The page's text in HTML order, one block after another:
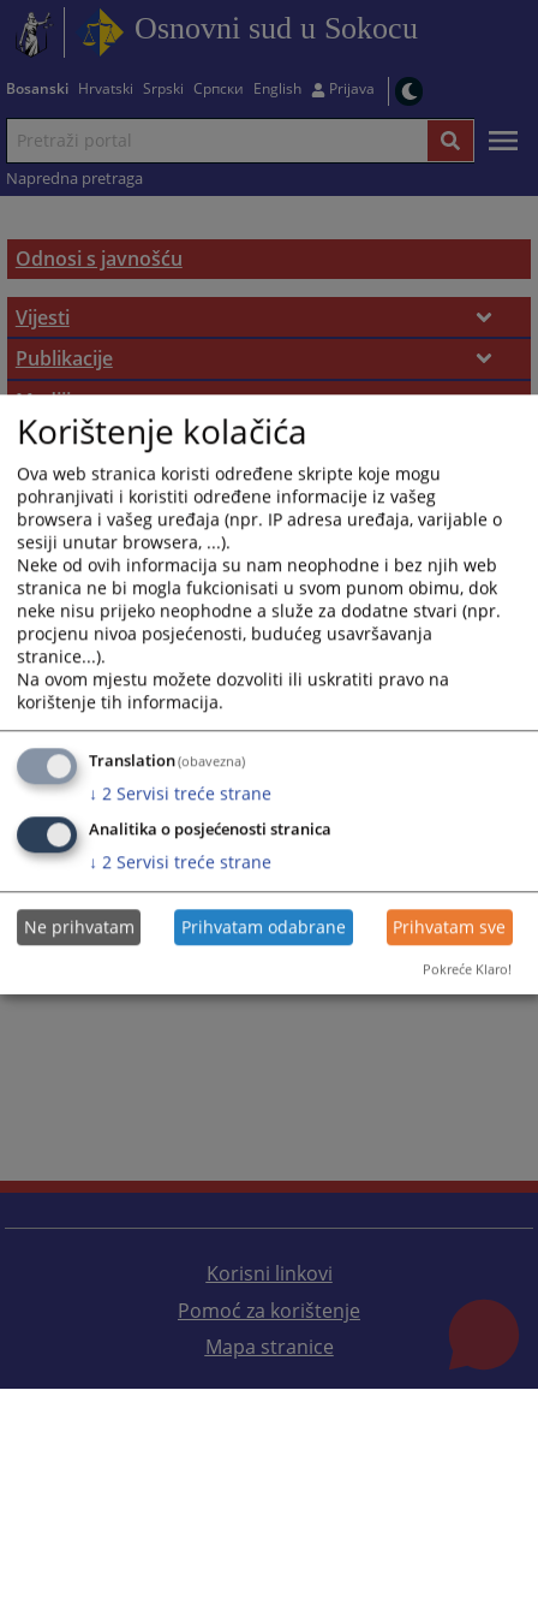
Osnovni sud u Sokocu
Bosanski Hrvatski Srpski Српски English Prijava
Napredna pretraga
Odnosi s javnošću
Vijesti
Aktuelnosti
Publikacije
Promotivni materijali
Zakon o slobodi pristupa informacijama
Mediji
Osoba za odnose s javnošću
Zahtjevi za medijska obraćanja
Galerija
Slike
Korisni linkovi
Pomoć za korištenje
Mapa stranice
Korištenje kolačića
Ova web stranica koristi određene skripte koje mogu
pohranjivati i koristiti određene informacije iz vašeg
browsera i vašeg uređaja (npr. IP adresa uređaja, varijable o
sesiji unutar browsera, ...).
Neke od ovih informacija su nam neophodne i bez njih web
stranica ne bi mogla fukcionisati u svom punom obimu, dok
neke nisu prijeko neophodne a služe za dodatne stvari (npr.
procjenu nivoa posjećenosti, budućeg usavršavanja
stranice...).
Na ovom mjestu možete dozvoliti ili uskratiti pravo na
korištenje tih informacija.
Translation(obavezna)
↓ 2 Servisi treće strane
Analitika o posjećenosti stranica
↓ 2 Servisi treće strane
Ne prihvatam Prihvatam odabrane Prihvatam sve
Pokreće Klaro!